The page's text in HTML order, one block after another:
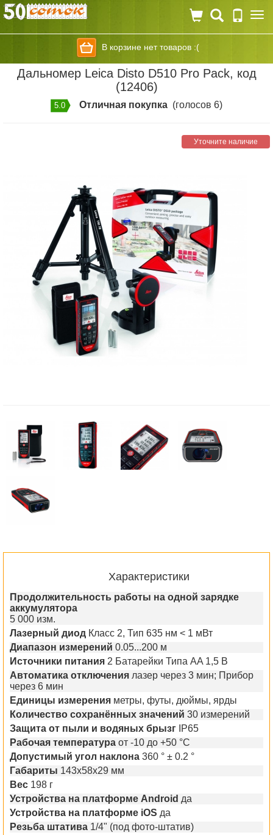
В корзине нет товаров :(
Дальномер Leica Disto D510 Pro Pack, код
(12406)
5.0 Отличная покупка (голосов 6)
Уточните наличие
Характеристики
Продолжительность работы на одной зарядке
аккумулятора
5 000 изм.
Лазерный диод Класс 2, Тип 635 нм < 1 мВт
Диапазон измерений 0.05...200 м
Источники питания 2 Батарейки Типа АA 1,5 В
Автоматика отключения лазер через 3 мин; Прибор
через 6 мин
Единицы измерения метры, футы, дюймы, ярды
Количество сохранённых значений 30 измерений
Защита от пыли и водяных брызг IP65
Рабочая температура от -10 до +50 °С
Допустимый угол наклона 360 ° ± 0.2 °
Габариты 143x58x29 мм
Вес 198 г
Устройства на платформе Android да
Устройства на платформе iOS да
Резьба штатива 1/4" (под фото-штатив)